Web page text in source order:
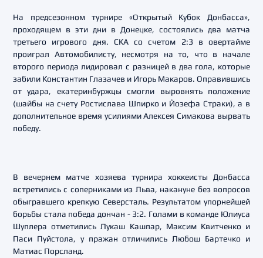
На предсезонном турнире «Открытый Кубок Донбасса»,
проходящем в эти дни в Донецке, состоялись два матча
третьего игрового дня. СКА со счетом 2:3 в овертайме
проиграл Автомобилисту, несмотря на то, что в начале
второго периода лидировал с разницей в два гола, которые
забили Константин Глазачев и Игорь Макаров. Оправившись
от удара, екатеринбуржцы смогли выровнять положение
(шайбы на счету Ростислава Шпирко и Йозефа Страки), а в
дополнительное время усилиями Алексея Симакова вырвать
победу.
В вечернем матче хозяева турнира хоккеисты Донбасса
встретились с соперниками из Льва, накануне без вопросов
обыгравшего крепкую Северсталь. Результатом упорнейшей
борьбы стала победа дончан - 3:2. Голами в команде Юлиуса
Шуплера отметились Лукаш Кашпар, Максим Квитченко и
Паси Пуйстола, у пражан отличились Любош Бартечко и
Матиас Порсланд.